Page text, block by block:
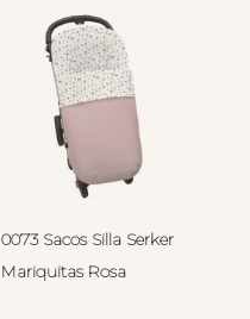
0073 Sacos Silla Serker
Mariquitas Rosa